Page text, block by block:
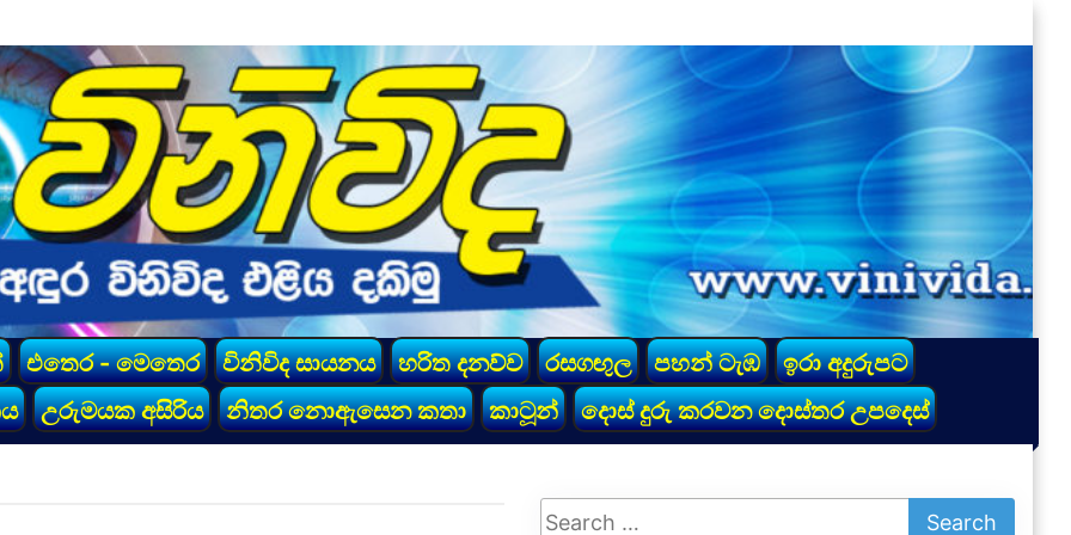
එතෙර - මෙතෙර විනිවිද සායනය හරිත දනව්ව රසගඟුල පහන් ටැඹ
ඉරා අදුරුපට
උරුමයක අසිරිය නිතර නොඇසෙන කතා කාටූන් දොස් දුරු කරවන දොස්තර උපදෙස්